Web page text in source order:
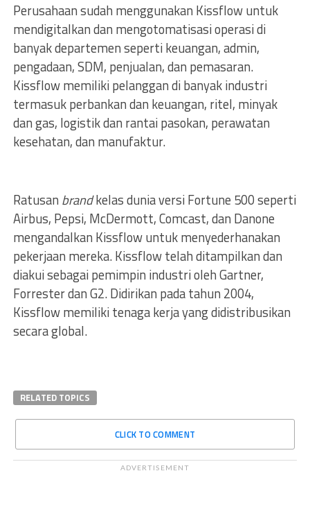
Perusahaan sudah menggunakan Kissflow untuk
mendigitalkan dan mengotomatisasi operasi di
banyak departemen seperti keuangan, admin,
pengadaan, SDM, penjualan, dan pemasaran.
Kissflow memiliki pelanggan di banyak industri
termasuk perbankan dan keuangan, ritel, minyak
dan gas, logistik dan rantai pasokan, perawatan
kesehatan, dan manufaktur.
Ratusan brandkelas dunia versi Fortune 500 seperti
Airbus, Pepsi, McDermott, Comcast, dan Danone
mengandalkan Kissflow untuk menyederhanakan
pekerjaan mereka. Kissflow telah ditampilkan dan
diakui sebagai pemimpin industri oleh Gartner,
Forrester dan G2. Didirikan pada tahun 2004,
Kissflow memiliki tenaga kerja yang didistribusikan
secara global.
RELATED TOPICS
CLICK TO COMMENT
ADVERTISEMENT